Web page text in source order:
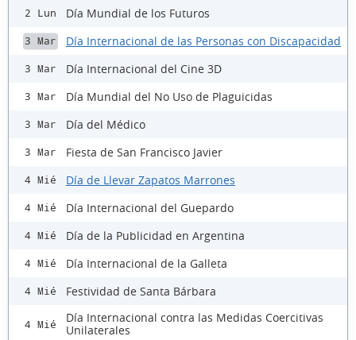
2 Lun Día Mundial de los Futuros
3 Mar Día Internacional de las Personas con Discapacidad
3 Mar Día Internacional del Cine 3D
3 Mar Día Mundial del No Uso de Plaguicidas
3 Mar Día del Médico
3 Mar Fiesta de San Francisco Javier
4 Mié Día de Llevar Zapatos Marrones
4 Mié Día Internacional del Guepardo
4 Mié Día de la Publicidad en Argentina
4 Mié Día Internacional de la Galleta
4 Mié Festividad de Santa Bárbara
4 Mié
Día Internacional contra las Medidas Coercitivas
Unilaterales